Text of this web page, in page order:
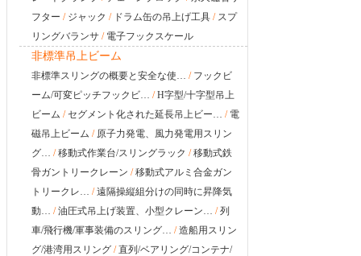
フター / ジャック / ドラム缶の吊上げ工具 / スプ
リングバランサ / 電子フックスケール
非標準吊上ビーム
非標準スリングの概要と安全な使… / フックビ
ーム/可変ピッチフックビ… /H字型/十字型吊上
ビーム /セグメント化された延長吊上ビー… / 電
磁吊上ビーム / 原子力発電、風力発電用スリン
グ… /移動式作業台/スリングラック /移動式鉄
骨ガントリークレーン /移動式アルミ合金ガン
トリークレ… /遠隔操縦組分けの同時に昇降気
動… /油圧式吊上げ装置、小型クレーン… /列
車/飛行機/軍事装備のスリング… /造船用スリン
グ/港湾用スリング /直列/ベアリング/コンテナ/